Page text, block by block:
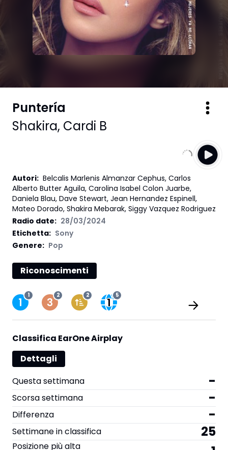
Puntería
Shakira, Cardi B
Autori: Belcalis Marlenis Almanzar Cephus, Carlos
Alberto Butter Aguila, Carolina Isabel Colon Juarbe,
Daniela Blau, Dave Stewart, Jean Hernandez Espinell,
Mateo Dorado, Shakira Mebarak, Siggy Vazquez Rodriguez
Radio date: 28/03/2024
Etichetta: Sony
Genere: Pop
Riconoscimenti
1 2 2 5
Classifica EarOne Airplay
Dettagli
Questa settimana
-
Scorsa settimana -
Differenza -
Settimane in classifica 25
Posizione più alta